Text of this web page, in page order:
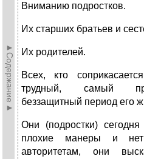
►Содержание►
Вниманию подростков.
Их старших братьев и
Их родителей.
Всех, кто
трудный, самый
беззащитный период его
Они (подростки)
плохие манеры и
авторитетам, они